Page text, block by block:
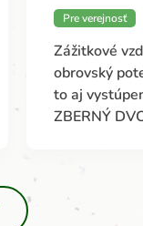
Pre verejnosť
Zážitkové
obrovský
to aj
ZBERNÝ